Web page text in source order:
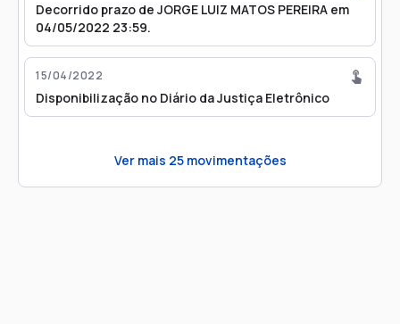
Decorrido prazo de JORGE LUIZ MATOS PEREIRA em
04/05/2022 23:59.
15/04/2022
Disponibilização no Diário da Justiça Eletrônico
Ver mais 25movimentações